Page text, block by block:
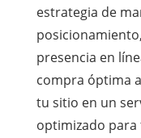
estrategia de
presencia en
compra óptima
tu sitio en un
optimizado para